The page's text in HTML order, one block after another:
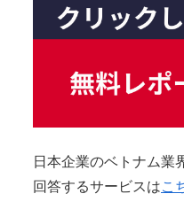
日本企業のベトナム業
回答するサービスはこ